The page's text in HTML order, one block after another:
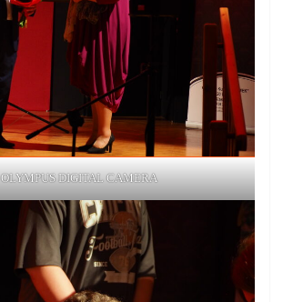
OLYMPUS DIGITAL CAMERA